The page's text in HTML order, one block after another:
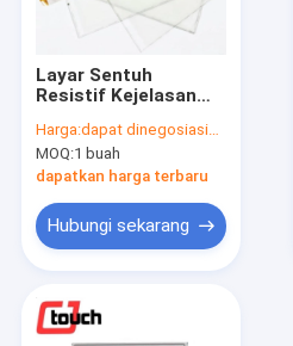
Produk
Layar Sentuh
Resistif Kejelasan
Jari 4 Kawat 15 Inch
Harga:dapat dinegosiasikan
MOQ:1 buah
dapatkan harga terbaru
Hubungi sekarang